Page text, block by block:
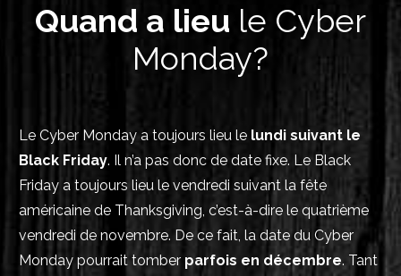
Quand a lieu le Cyber
Monday?
Le Cyber Monday a toujours lieu le lundi suivant le
Black Friday. Il n’a pas donc de date fixe. Le Black
Friday a toujours lieu le vendredi suivant la fête
américaine de Thanksgiving, c’est-à-dire le quatrième
vendredi de novembre. De ce fait, la date du Cyber
Monday pourrait tomber parfois en décembre. Tant